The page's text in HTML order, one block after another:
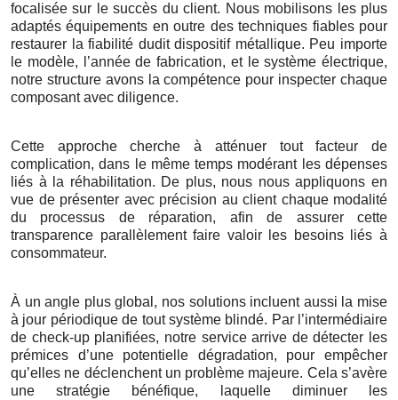
focalisée sur le succès du client. Nous mobilisons les plus
adaptés équipements en outre des techniques fiables pour
restaurer la fiabilité dudit dispositif métallique. Peu importe
le modèle, l’année de fabrication, et le système électrique,
notre structure avons la compétence pour inspecter chaque
composant avec diligence.
Cette approche cherche à atténuer tout facteur de
complication, dans le même temps modérant les dépenses
liés à la réhabilitation. De plus, nous nous appliquons en
vue de présenter avec précision au client chaque modalité
du processus de réparation, afin de assurer cette
transparence parallèlement faire valoir les besoins liés à
consommateur.
À un angle plus global, nos solutions incluent aussi la mise
à jour périodique de tout système blindé. Par l’intermédiaire
de check-up planifiées, notre service arrive de détecter les
prémices d’une potentielle dégradation, pour empêcher
qu’elles ne déclenchent un problème majeure. Cela s’avère
une stratégie bénéfique, laquelle diminuer les